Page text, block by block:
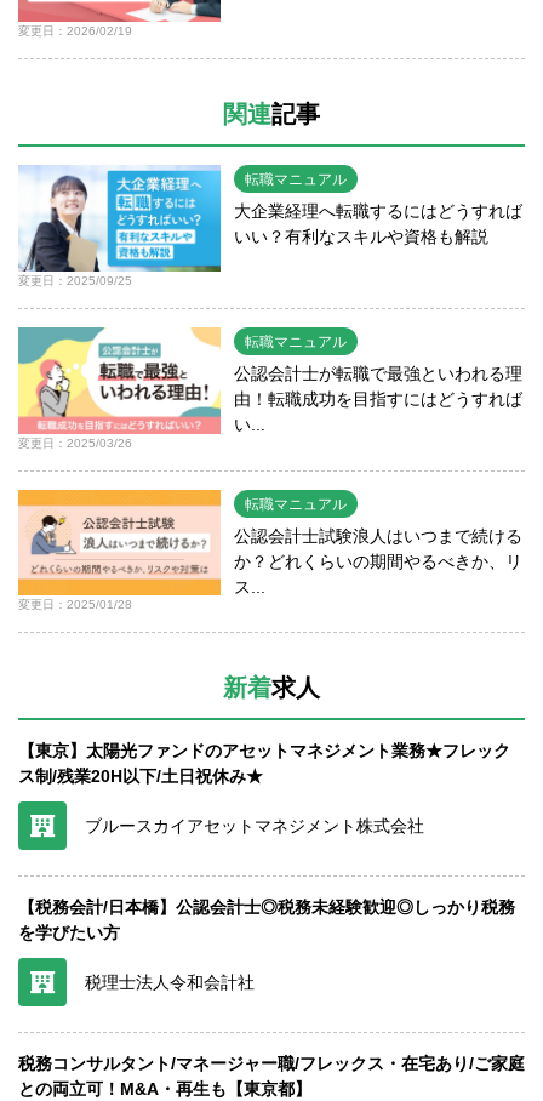
変更日：2026/02/19
関連記事
変更日：2025/09/25
転職マニュアル
大企業経理へ転職するにはどうすれば
いい？有利なスキルや資格も解説
変更日：2025/03/26
転職マニュアル
公認会計士が転職で最強といわれる理
由！転職成功を目指すにはどうすれば
い...
変更日：2025/01/28
転職マニュアル
公認会計士試験浪人はいつまで続ける
か？どれくらいの期間やるべきか、リ
ス...
新着求人
【東京】太陽光ファンドのアセットマネジメント業務★フレック
ス制/残業20H以下/土日祝休み★
ブルースカイアセットマネジメント株式会社
【税務会計/日本橋】公認会計士◎税務未経験歓迎◎しっかり税務
を学びたい方
税理士法人令和会計社
税務コンサルタント/マネージャー職/フレックス・在宅あり/ご家庭
との両立可！M&A・再生も【東京都】